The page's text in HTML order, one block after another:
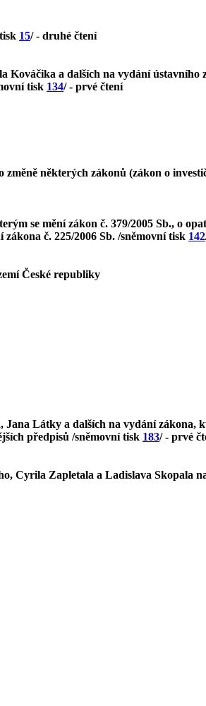
15/ - druhé čtení
a dalších na vydání ústavního
tisk 134/ - prvé čtení
některých zákonů (zákon o
se mění zákon č. 379/2005 Sb., o
č. 225/2006 Sb. /sněmovní tisk 142
České republiky
Látky a dalších na vydání zákona,
předpisů /sněmovní tisk 183/ - prvé
Cyrila Zapletala a Ladislava Skopala